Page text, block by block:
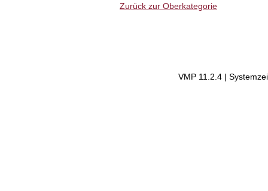
Zurück zur Oberkategorie
VMP 11.2.4 |